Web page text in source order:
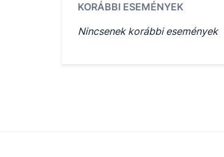
KORÁBBI ESEMÉNYEK
Nincsenek korábbi események